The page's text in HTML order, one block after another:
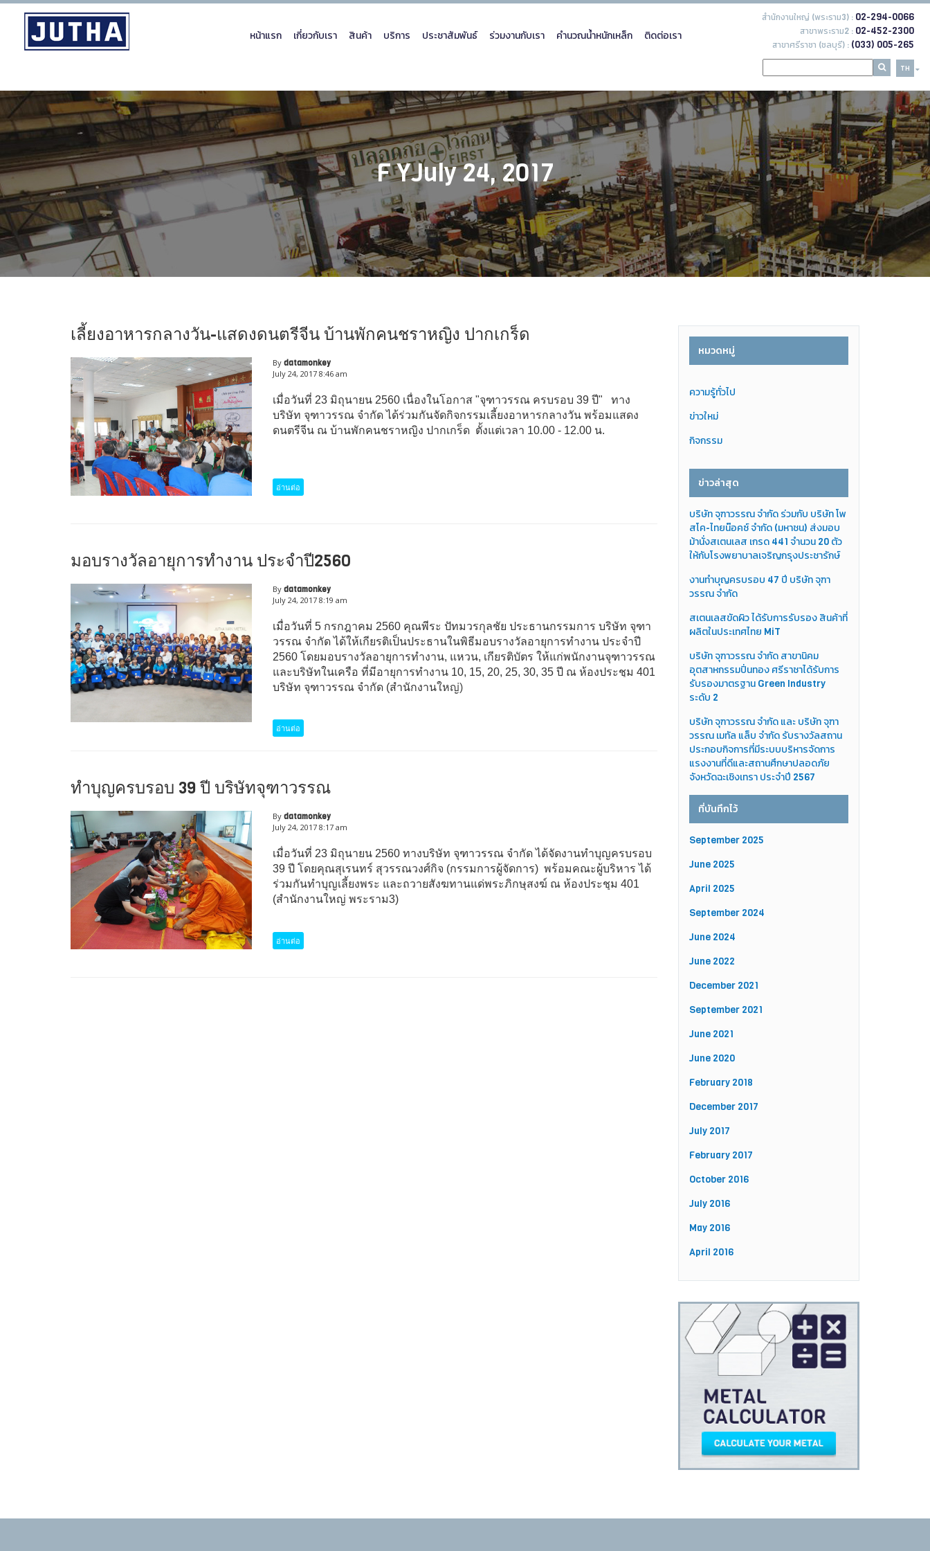
สำนักงานใหญ่ (พระราม3) : 02-294-0066
สาขาพระราม2 : 02-452-2300
สาขาศรีราชา (ชลบุรี) : (033) 005-265
TH
หน้าแรก เกี่ยวกับเรา สินค้า บริการ ประชาสัมพันธ์ ร่วมงานกับเรา คำนวณน้ำหนักเหล็ก ติดต่อเรา
F YJuly 24, 2017
เลี้ยงอาหารกลางวัน-แสดงดนตรีจีน บ้านพักคนชราหญิง ปากเกร็ด
Bydatamonkey
July 24, 2017 8:46 am
เมื่อวันที่ 23 มิถุนายน 2560 เนื่องในโอกาส "จุฑาวรรณ ครบรอบ 39 ปี" ทาง
บริษัท จุฑาวรรณ จำกัด ได้ร่วมกันจัดกิจกรรมเลี้ยงอาหารกลางวัน พร้อมแสดง
ดนตรีจีน ณ บ้านพักคนชราหญิง ปากเกร็ด ตั้งแต่เวลา 10.00 - 12.00 น.
อ่านต่อ
มอบรางวัลอายุการทำงาน ประจำปี2560
Bydatamonkey
July 24, 2017 8:19 am
เมื่อวันที่ 5 กรกฎาคม 2560 คุณพีระ ปัทมวรกุลชัย ประธานกรรมการ บริษัท จุฑา
วรรณ จำกัด ได้ให้เกียรติเป็นประธานในพิธีมอบรางวัลอายุการทำงาน ประจำปี
2560 โดยมอบรางวัลอายุการทำงาน, แหวน, เกียรติบัตร ให้แก่พนักงานจุฑาวรรณ
และบริษัทในเครือ ที่มีอายุการทำงาน 10, 15, 20, 25, 30, 35 ปี ณ ห้องประชุม 401
บริษัท จุฑาวรรณ จำกัด (สำนักงานใหญ่)
อ่านต่อ
ทำบุญครบรอบ 39 ปี บริษัทจุฑาวรรณ
Bydatamonkey
July 24, 2017 8:17 am
เมื่อวันที่ 23 มิถุนายน 2560 ทางบริษัท จุฑาวรรณ จำกัด ได้จัดงานทำบุญครบรอบ
39 ปี โดยคุณสุเรนทร์ สุวรรณวงศ์กิจ (กรรมการผู้จัดการ) พร้อมคณะผู้บริหาร ได้
ร่วมกันทำบุญเลี้ยงพระ และถวายสังฆทานแด่พระภิกษุสงฆ์ ณ ห้องประชุม 401
(สำนักงานใหญ่ พระราม3)
อ่านต่อ
หมวดหมู่
ความรู้ทั่วไป
ข่าวใหม่
กิจกรรม
ข่าวล่าสุด
บริษัท จุฑาวรรณ จำกัด ร่วมกับ บริษัท โพ
สโค-ไทยน๊อคซ์ จำกัด (มหาชน) ส่งมอบ
ม้านั่งสเตนเลส เกรด 441 จำนวน 20 ตัว
ให้กับโรงพยาบาลเจริญกรุงประชารักษ์
งานทำบุญครบรอบ 47 ปี บริษัท จุฑา
วรรณ จำกัด
สเตนเลสขัดผิว ได้รับการรับรอง สินค้าที่
ผลิตในประเทศไทย MiT
บริษัท จุฑาวรรณ จำกัด สาขานิคม
อุตสาหกรรมปิ่นทอง ศรีราชาได้รับการ
รับรองมาตรฐาน Green Industry
ระดับ 2
บริษัท จุฑาวรรณ จำกัด และ บริษัท จุฑา
วรรณ เมทัล แล็บ จำกัด รับรางวัลสถาน
ประกอบกิจการที่มีระบบบริหารจัดการ
แรงงานที่ดีและสถานศึกษาปลอดภัย
จังหวัดฉะเชิงเทรา ประจำปี 2567
ที่บันทึกไว้
September 2025
June 2025
April 2025
September 2024
June 2024
June 2022
December 2021
September 2021
June 2021
June 2020
February 2018
December 2017
July 2017
February 2017
October 2016
July 2016
May 2016
April 2016